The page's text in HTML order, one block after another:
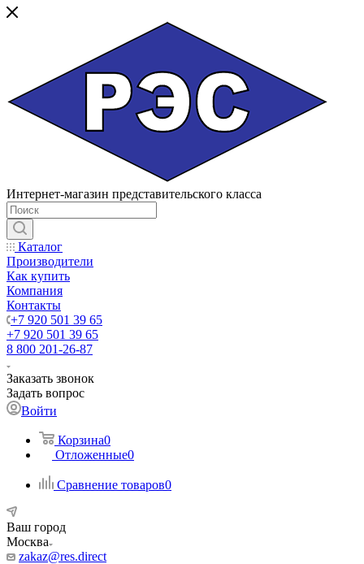
Интернет-магазин представительского класса
Каталог
Производители
Как купить
Компания
Контакты
+7 920 501 39 65
+7 920 501 39 65
8 800 201-26-87
Заказать звонок
Задать вопрос
Войти
Корзина0
Отложенные0
Сравнение товаров0
Ваш город
Москва
zakaz@res.direct